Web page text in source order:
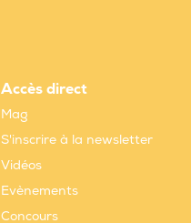
Accès direct
Mag
S'inscrire à la newsletter
Vidéos
Evènements
Concours